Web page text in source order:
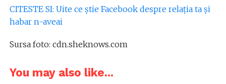
CITESTE SI: Uite ce știe Facebook despre relația ta și
habar n-aveai
Sursa foto: cdn.sheknows.com
You may also like...